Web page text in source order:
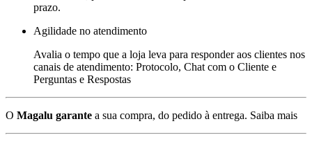
prazo.
Agilidade no atendimento
Avalia o tempo que a loja leva para responder aos clientes nos
canais de atendimento: Protocolo, Chat com o Cliente e
Perguntas e Respostas
O Magalu garante a sua compra, do pedido à entrega. Saiba mais